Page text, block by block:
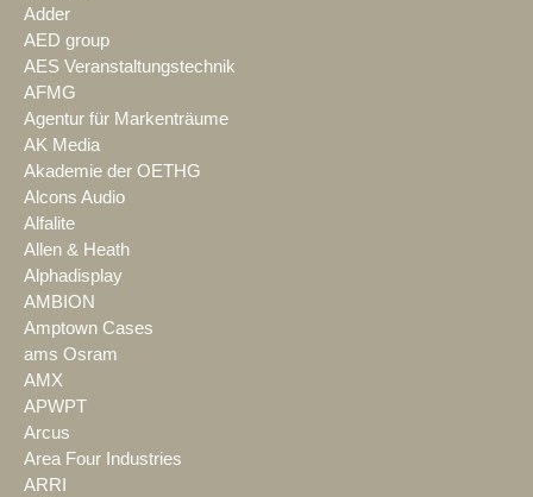
Adder
AED group
AES Veranstaltungstechnik
AFMG
Agentur für Markenträume
AK Media
Akademie der OETHG
Alcons Audio
Alfalite
Allen & Heath
Alphadisplay
AMBION
Amptown Cases
ams Osram
AMX
APWPT
Arcus
Area Four Industries
ARRI